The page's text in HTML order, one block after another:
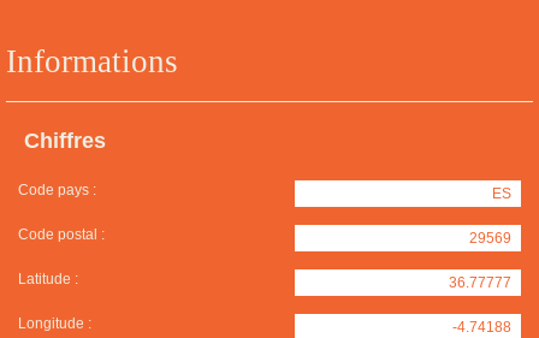
Informations
Chiffres
Code pays : ES
Code postal : 29569
Latitude : 36.77777
Longitude : -4.74188